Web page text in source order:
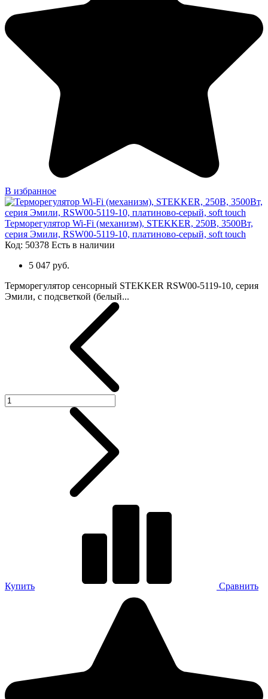
В избранное
Терморегулятор Wi-Fi (механизм), STEKKER, 250В, 3500Вт,
серия Эмили, RSW00-5119-10, платиново-серый, soft touch
Код: 50378 Есть в наличии
5 047 руб.
Терморегулятор сенсорный STEKKER RSW00-5119-10, серия
Эмили, с подсветкой (белый...
Купить Сравнить